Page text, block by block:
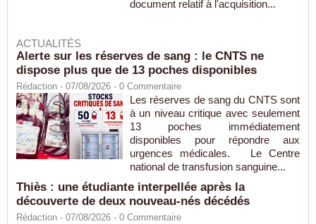
document relatif à l'acquisition...
ACTUALITÉS
Alerte sur les réserves de sang : le CNTS ne
dispose plus que de 13 poches disponibles
Rédaction - 07/08/2026 - 0 Commentaire
Les réserves de sang du CNTS sont
à un niveau critique avec seulement
13 poches immédiatement
disponibles pour répondre aux
urgences médicales. Le Centre
national de transfusion sanguine...
Thiès : une étudiante interpellée après la
découverte de deux nouveau-nés décédés
Rédaction - 07/08/2026 - 0 Commentaire